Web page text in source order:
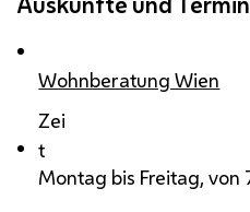
Wohnberatung Wien
Zei
t
Montag bis Freitag, von